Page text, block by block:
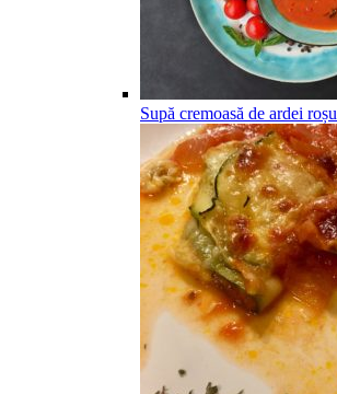
Supă cremoasă de ardei roșu